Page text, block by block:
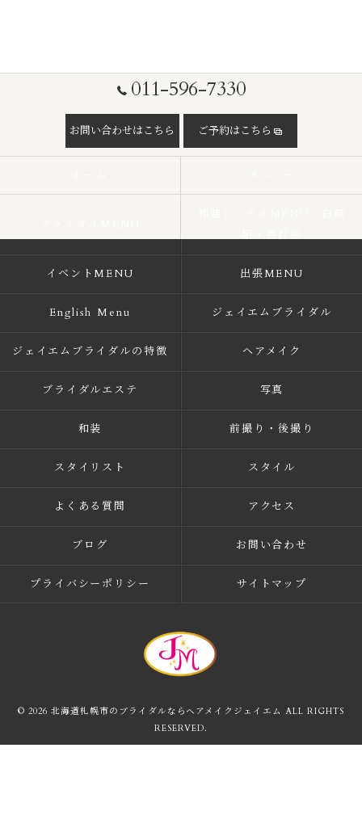
011-596-7330
お問い合わせはこちら ご予約はこちら
イベントMENU 出張MENU
English Menu ジェイエムブライダル
ジェイエムブライダルの特徴 ヘアメイク
ブライダルエステ 写真
和装 前撮り・後撮り
スタイリスト スタイル
よくある質問 アクセス
ブログ お問い合わせ
プライバシーポリシー サイトマップ
© 2026 北海道札幌市のブライダルならヘアメイクジェイエム ALL RIGHTS
RESERVED.